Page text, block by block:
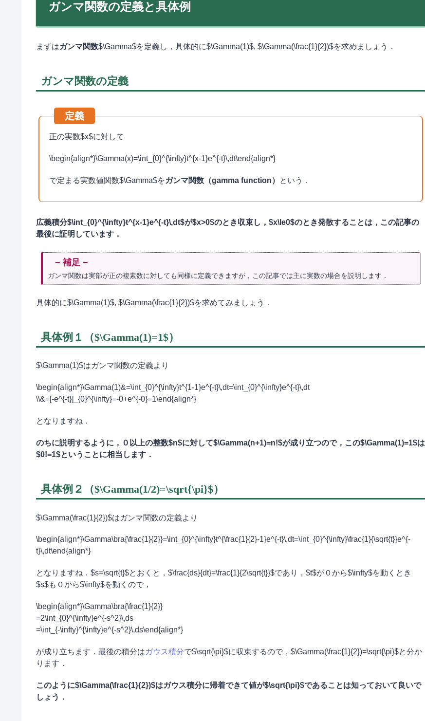
ガンマ関数の定義と具体例
まずはガンマ関数$\Gamma$を定義し，具体的に$\Gamma(1)$, $\Gamma(\frac{1}{2})$を求めましょう．
ガンマ関数の定義
正の実数$x$に対して
\begin{align*}\Gamma(x)=\int_{0}^{\infty}t^{x-1}e^{-t}\,dt\end{align*}
で定まる実数値関数$\Gamma$をガンマ関数（gamma function） という．
広義積分$\int_{0}^{\infty}t^{x-1}e^{-t}\,dt$が$x>0$のとき収束し，$x\le0$のとき発散することは，この記事の
最後に証明しています．
ガンマ関数は実部が正の複素数に対しても同様に定義できますが，この記事では主に実数の場合を説明します．
具体的に$\Gamma(1)$, $\Gamma(\frac{1}{2})$を求めてみましょう．
具体例１（$\Gamma(1)=1$）
$\Gamma(1)$はガンマ関数の定義より
\begin{align*}\Gamma(1)&=\int_{0}^{\infty}t^{1-1}e^{-t}\,dt=\int_{0}^{\infty}e^{-t}\,dt
\\&=[-e^{-t}]_{0}^{\infty}=-0+e^{-0}=1\end{align*}
となりますね．
のちに説明するように，０以上の整数$n$に対して$\Gamma(n+1)=n!$が成り立つので，この$\Gamma(1)=1$は
$0!=1$ということに相当します．
具体例２（$\Gamma(1/2)=\sqrt{\pi}$）
$\Gamma(\frac{1}{2})$はガンマ関数の定義より
\begin{align*}\Gamma\bra{\frac{1}{2}}=\int_{0}^{\infty}t^{\frac{1}{2}-1}e^{-t}\,dt=\int_{0}^{\infty}\frac{1}{\sqrt{t}}e^{-
t}\,dt\end{align*}
となりますね．$s=\sqrt{t}$とおくと，$\frac{ds}{dt}=\frac{1}{2\sqrt{t}}$であり，$t$が０から$\infty$を動くとき
$s$も０から$\infty$を動くので，
\begin{align*}\Gamma\bra{\frac{1}{2}}
=2\int_{0}^{\infty}e^{-s^2}\,ds
=\int_{-\infty}^{\infty}e^{-s^2}\,ds\end{align*}
が成り立ちます．最後の積分はガウス積分で$\sqrt{\pi}$に収束するので，$\Gamma(\frac{1}{2})=\sqrt{\pi}$と分か
ります．
このように$\Gamma(\frac{1}{2})$はガウス積分に帰着できて値が$\sqrt{\pi}$であることは知っておいて良いで
しょう．